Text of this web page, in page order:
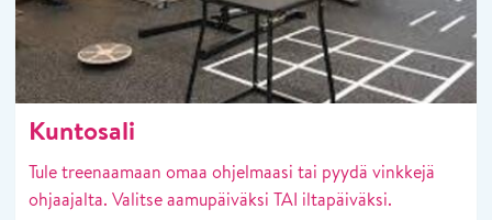
Kuntosali
Tule treenaamaan omaa ohjelmaasi tai pyydä vinkkejä
ohjaajalta. Valitse aamupäiväksi TAI iltapäiväksi.